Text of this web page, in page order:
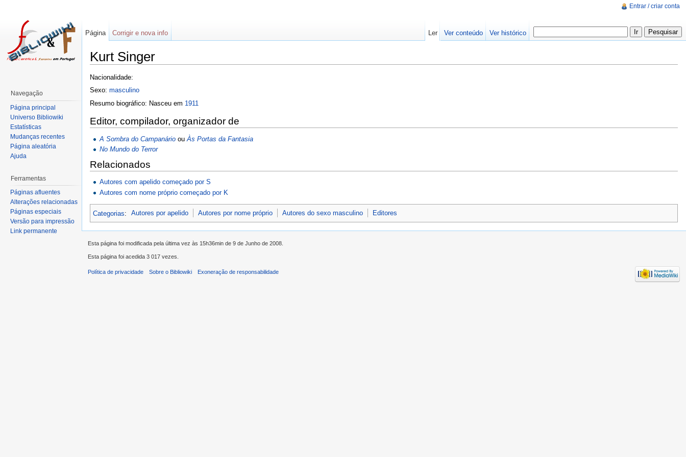
Kurt Singer
Nacionalidade:
Sexo: masculino
Resumo biográfico: Nasceu em 1911
Editor, compilador, organizador de
A Sombra do Campanário ouÀs Portas da Fantasia
No Mundo do Terror
Relacionados
Autores com apelido começado por S
Autores com nome próprio começado por K
Categorias: Autores por apelido Autores por nome próprio Autores do sexo masculino Editores
Entrar / criar conta
Página Corrigir e nova info Ler Ver conteúdo Ver histórico
Navegação
Página principal
Universo Bibliowiki
Estatísticas
Mudanças recentes
Página aleatória
Ajuda
Ferramentas
Páginas afluentes
Alterações relacionadas
Páginas especiais
Versão para impressão
Link permanente
Esta página foi modificada pela última vez às 15h36min de 9 de Junho de 2008.
Esta página foi acedida 3 017 vezes.
Política de privacidade Sobre o Bibliowiki Exoneração de responsabilidade